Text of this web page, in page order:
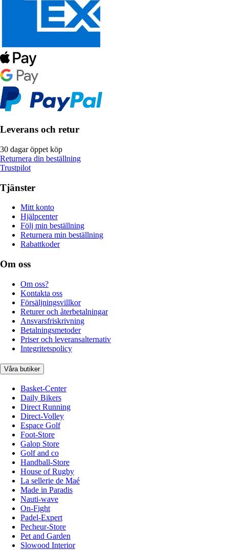
Leverans och retur
30 dagar öppet köp
Returnera din beställning
Trustpilot
Tjänster
Mitt konto
Hjälpcenter
Följ min beställning
Returnera min beställning
Rabattkoder
Om oss
Om oss?
Kontakta oss
Försäljningsvillkor
Returer och återbetalningar
Ansvarsfriskrivning
Betalningsmetoder
Priser och leveransalternativ
Integritetspolicy
Våra butiker
Basket-Center
Daily Bikers
Direct Running
Direct-Volley
Espace Golf
Foot-Store
Galop Store
Golf and co
Handball-Store
House of Rugby
La sellerie de Maé
Made in Paradis
Nauti-wave
On-Fight
Padel-Expert
Pecheur-Store
Pet and Garden
Slowood Interior